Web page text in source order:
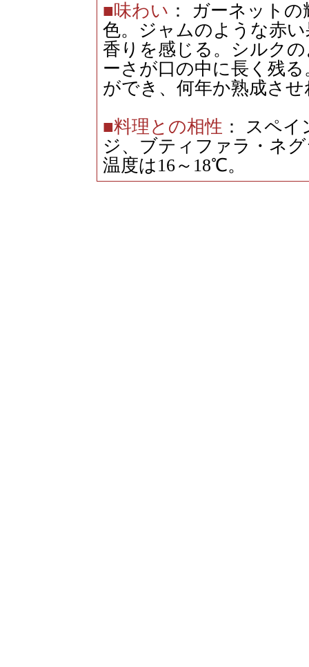
■味わい ： ガーネット
色。ジャムのような赤
香りを感じる。シルク
ーさが口の中に長く残
ができ、何年か熟成さ
■料理との相性 ： スペ
ジ、ブティファラ・ネ
温度は16～18℃。